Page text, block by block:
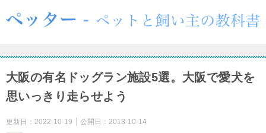
大阪の有名ドッグラン施設5選。大阪で愛犬を
思いっきり走らせよう
更新日： 2022-10-19 公開日： 2018-10-14